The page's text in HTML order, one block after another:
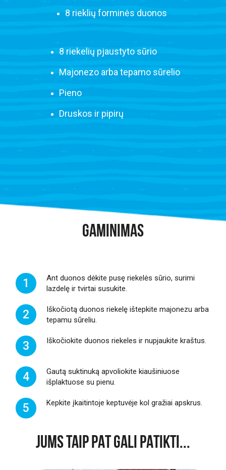
8 rieklių forminės duonos
8 riekelių pjaustyto sūrio
Majonezo arba tepamo sūrelio
Pieno
Druskos ir pipirų
GAMINIMAS
1
Ant duonos dėkite pusę riekelės sūrio, surimi
lazdelę ir tvirtai susukite.
2
Iškočiotą duonos riekelę ištepkite majonezu arba
tepamu sūreliu.
3 Iškočiokite duonos riekeles ir nupjaukite kraštus.
4
Gautą suktinuką apvoliokite kiaušiniuose
išplaktuose su pienu.
5 Kepkite įkaitintoje keptuvėje kol gražiai apskrus.
JUMS TAIP PAT GALI PATIKTI...